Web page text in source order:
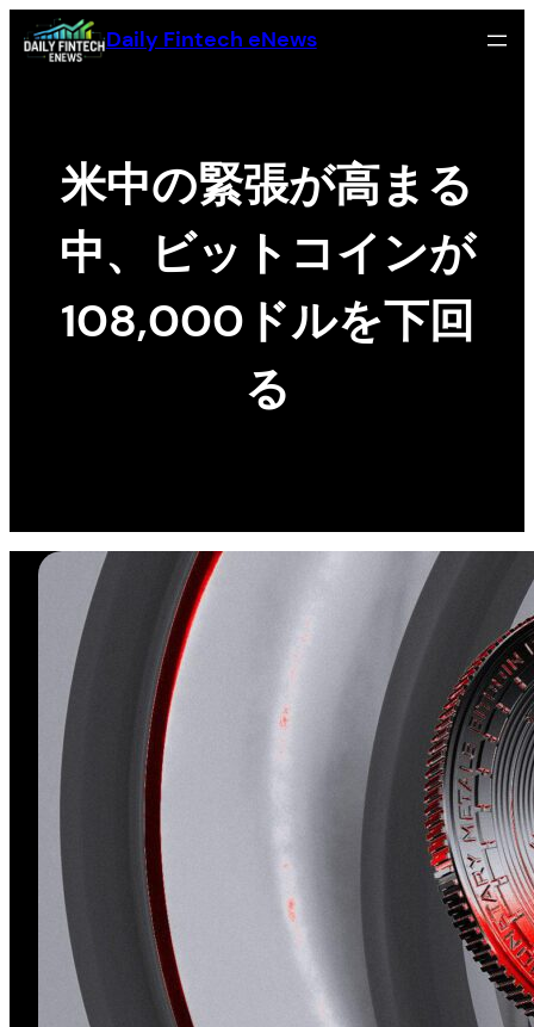
Skip
to
Daily Fintech eNews
米中の緊張が高まる
中、ビットコインが
108,000ドルを下回
る